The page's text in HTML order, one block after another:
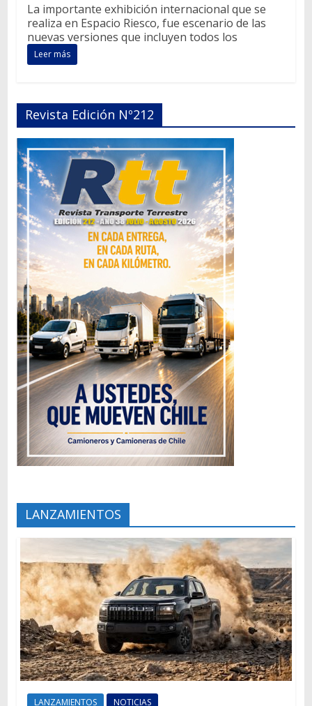
La importante exhibición internacional que se
realiza en Espacio Riesco, fue escenario de las
nuevas versiones que incluyen todos los
Leer más
Revista Edición Nº212
LANZAMIENTOS
LANZAMIENTOS NOTICIAS